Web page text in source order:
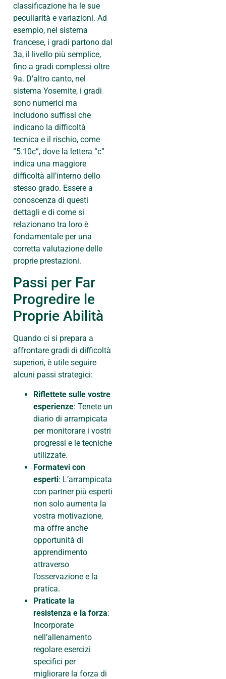
classificazione ha le sue
peculiarità e variazioni. Ad
esempio, nel sistema
francese, i gradi partono dal
3a, il livello più semplice,
fino a gradi complessi oltre
9a. D’altro canto, nel
sistema Yosemite, i gradi
sono numerici ma
includono suffissi che
indicano la difficoltà
tecnica e il rischio, come
“5.10c”, dove la lettera “c”
indica una maggiore
difficoltà all’interno dello
stesso grado. Essere a
conoscenza di questi
dettagli e di come si
relazionano tra loro è
fondamentale per una
corretta valutazione delle
proprie prestazioni.
Passi per Far
Progredire le
Proprie Abilità
Quando ci si prepara a
affrontare gradi di difficoltà
superiori, è utile seguire
alcuni passi strategici:
Riflettete sulle vostre
esperienze: Tenete un
diario di arrampicata
per monitorare i vostri
progressi e le tecniche
utilizzate.
Formatevi con
esperti: L’arrampicata
con partner più esperti
non solo aumenta la
vostra motivazione,
ma offre anche
opportunità di
apprendimento
attraverso
l’osservazione e la
pratica.
Praticate la
resistenza e la forza:
Incorporate
nell’allenamento
regolare esercizi
specifici per
migliorare la forza di